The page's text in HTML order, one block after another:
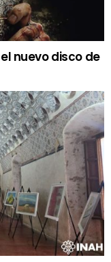
nuevo disco de